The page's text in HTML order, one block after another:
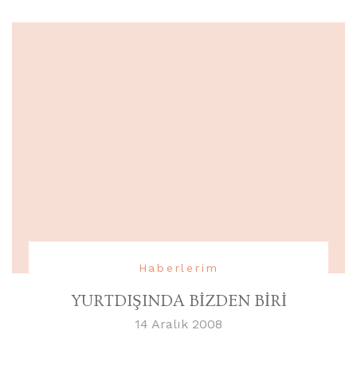
Haberlerim
YURTDIŞINDA BİZDEN BİRİ
14 Aralık 2008